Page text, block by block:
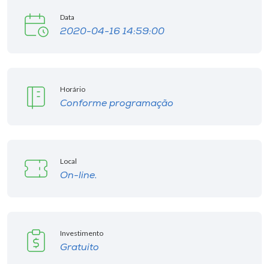
Data
2020-04-16 14:59:00
Horário
Conforme programação
Local
On-line.
Investimento
Gratuito